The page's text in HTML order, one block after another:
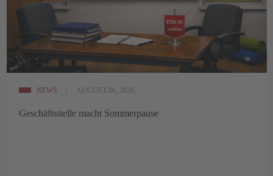
NEWS AUGUST 06, 2026
Geschäftsstelle macht Sommerpause